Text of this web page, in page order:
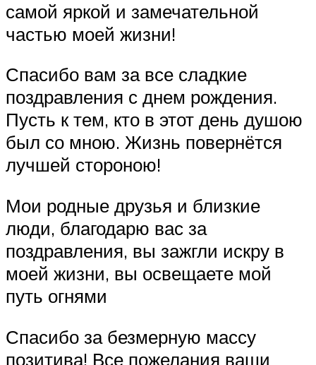
самой яркой и замечательной
частью моей жизни!
Спасибо вам за все сладкие
поздравления с днем ​​рождения.
Пусть к тем, кто в этот день душою
был со мною. Жизнь повернётся
лучшей стороною!
Мои родные друзья и близкие
люди, благодарю вас за
поздравления, вы зажгли искру в
моей жизни, вы освещаете мой
путь огнями
Спасибо за безмерную массу
позитива! Все пожелания ваши